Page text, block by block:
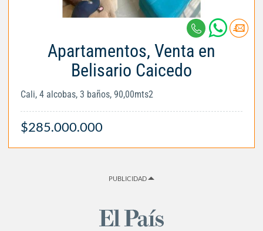
Apartamentos, Venta en
Belisario Caicedo
Cali, 4 alcobas, 3 baños, 90,00mts2
$285.000.000
PUBLICIDAD